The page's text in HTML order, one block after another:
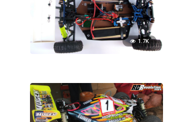
1.7K